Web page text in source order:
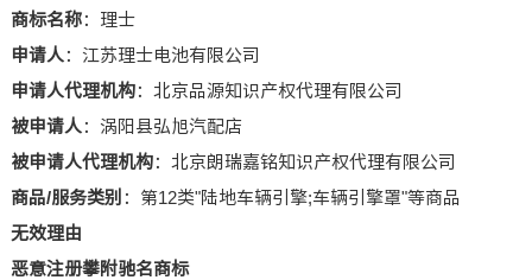
商标名称：理士
申请人：江苏理士电池有限公司
申请人代理机构：北京品源知识产权代理有限公司
被申请人：涡阳县弘旭汽配店
被申请人代理机构：北京朗瑞嘉铭知识产权代理有限公司
商品/服务类别 ：第12类"陆地车辆引擎;车辆引擎罩"等商品
无效理由
恶意注册攀附驰名商标